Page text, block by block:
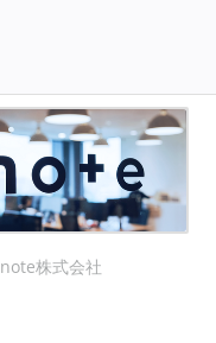
note株式会社